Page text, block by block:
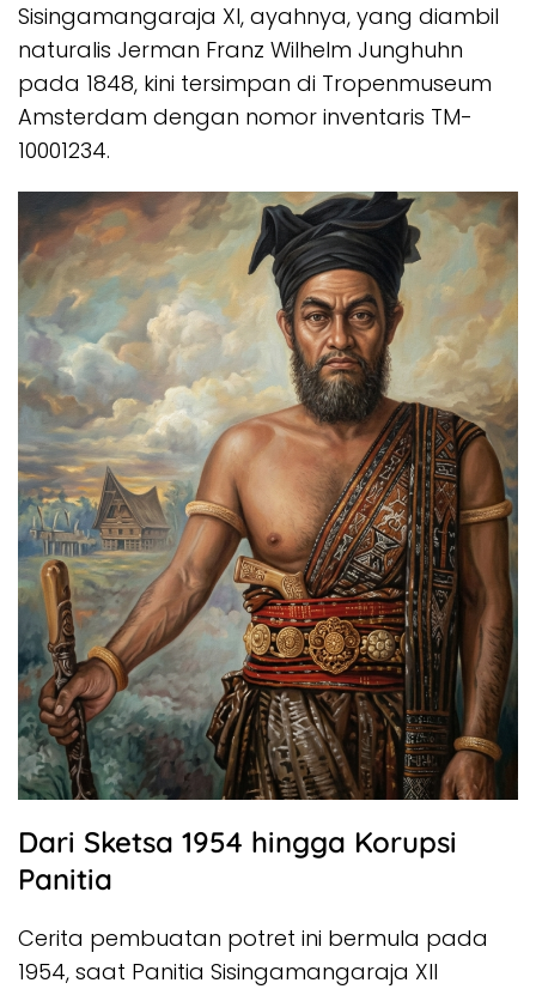
Sisingamangaraja XI, ayahnya, yang diambil
naturalis Jerman Franz Wilhelm Junghuhn
pada 1848, kini tersimpan di Tropenmuseum
Amsterdam dengan nomor inventaris TM-
10001234.
Dari Sketsa 1954 hingga Korupsi
Panitia
Cerita pembuatan potret ini bermula pada
1954, saat Panitia Sisingamangaraja XII